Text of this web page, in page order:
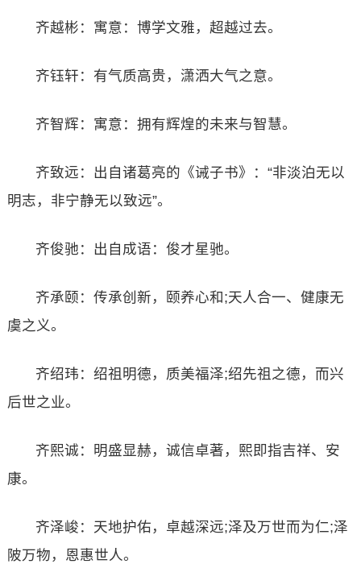
齐越彬：寓意：博学文雅，超越过去。
齐钰轩：有气质高贵，潇洒大气之意。
齐智辉：寓意：拥有辉煌的未来与智慧。
齐致远：出自诸葛亮的《诫子书》：“非淡泊无以
明志，非宁静无以致远”。
齐俊驰：出自成语：俊才星驰。
齐承颐：传承创新，颐养心和;天人合一、健康无
虞之义。
齐绍玮：绍祖明德，质美福泽;绍先祖之德，而兴
后世之业。
齐熙诚：明盛显赫，诚信卓著，熙即指吉祥、安
康。
齐泽峻：天地护佑，卓越深远;泽及万世而为仁;泽
陂万物，恩惠世人。